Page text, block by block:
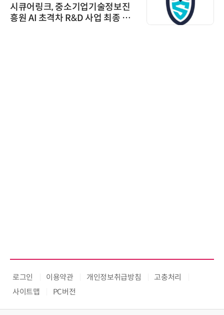
시큐어링크, 중소기업기술정보진
흥원 AI 초격차 R&D 사업 최종 선
로그인 이용약관 개인정보취급방침
고충처리
사이트맵
PC버전